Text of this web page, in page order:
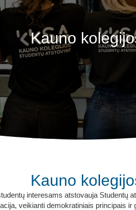
Kauno
Kauno
interesams atstovauja Studentų
veikianti demokratiniais principais